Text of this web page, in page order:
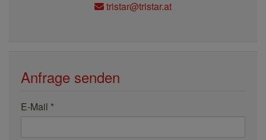
tristar@tristar.at
Anfrage senden
E-Mail